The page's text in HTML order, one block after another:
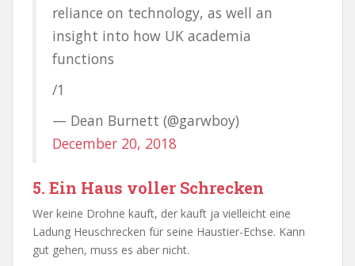
reliance on technology, as well an
insight into how UK academia
functions
/1
— Dean Burnett (@garwboy)
December 20, 2018
5. Ein Haus voller Schrecken
Wer keine Drohne kauft, der kauft ja vielleicht eine
Ladung Heuschrecken für seine Haustier-Echse. Kann
gut gehen, muss es aber nicht.